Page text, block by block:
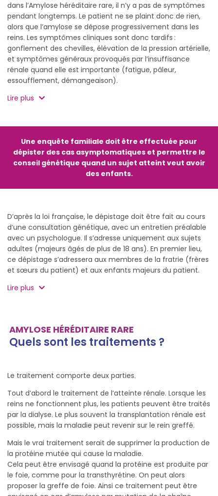
dans l’Amylose héréditaire rare, il n’y a pas de symptômes
pendant longtemps. Le patient ne se plaint donc de rien,
alors que l’amylose se dépose progressivement dans les
reins. Les symptômes cliniques sont donc tardifs :
gonflement des chevilles, élévation de la pression artérielle,
et symptômes généraux provoqués par l’insuffisance
rénale quand elle est importante (fatigue, pâleur,
essoufflement, démangeaison).
Lire plus
Une enquête familiale doit être effectuée pour
dépister des cas asymptomatiques et permettre le
conseil génétique quand un sujet atteint veut avoir
des enfants.
D’après la loi française, le dépistage doit être fait au cours
d’une consultation génétique, avec un entretien préalable
avec un psychologue. Il s’adresse uniquement aux sujets
adultes (majeurs âgés de plus de 18 ans). En premier lieu,
ce dépistage s’adressera aux membres de la fratrie (frères
et sœurs du patient) et aux enfants majeurs du patient.
Lire plus
AMYLOSE HÉRÉDITAIRE RARE
Quels sont les traitements ?
Le traitement comporte deux parties.
Tout d’abord le traitement de l’atteinte rénale. Lorsque les
reins ne fonctionnent plus, les patients peuvent être traités
par la dialyse. Le plus souvent la transplantation rénale est
possible, mais la maladie peut revenir sur le rein greffé.
Mais le vrai traitement serait de supprimer la production de
la protéine mutée qui cause la maladie.
Cela peut être envisagé quand la protéine est produite par
le foie, comme pour la transthyrétine. On peut alors
proposer la greffe de foie. Ainsi ce traitement peut être